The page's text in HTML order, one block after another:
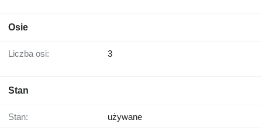
Osie
Liczba osi: 3
Stan
Stan: używane